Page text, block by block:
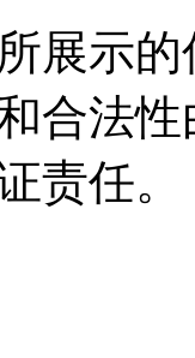
展示
合法
责任。